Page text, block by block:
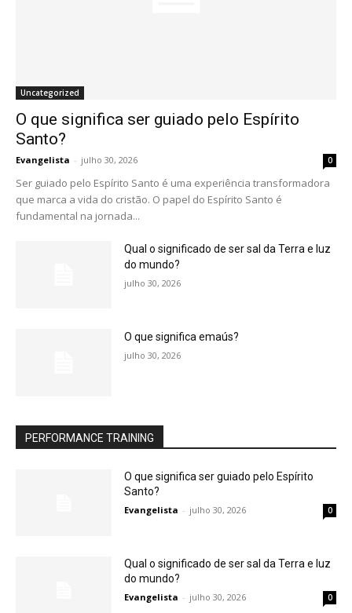
Uncategorized
O que significa ser guiado pelo Espírito
Santo?
Evangelista - julho 30, 2026 0
Ser guiado pelo Espírito Santo é uma experiência transformadora
que marca a vida do cristão. O papel do Espírito Santo é
fundamental na jornada...
Qual o significado de ser sal da Terra e luz
do mundo?
julho 30, 2026
O que significa emaús?
julho 30, 2026
PERFORMANCE TRAINING
O que significa ser guiado pelo Espírito
Santo?
Evangelista - julho 30, 2026 0
Qual o significado de ser sal da Terra e luz
do mundo?
Evangelista - julho 30, 2026 0